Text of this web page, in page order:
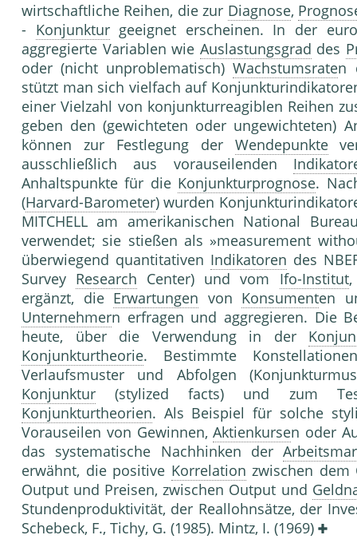
wirtschaftliche Reihen, die zur Diagnose,
- Konjunkturgeeignet erscheinen. In der
aggregierte Variablen wie Auslastungsgrad des
oder (nicht unproblematisch)Wachstumsraten
stützt man sich vielfach auf
einer Vielzahl von konjunkturreagiblen Reihen
geben den (gewichteten oder ungewichteten)
können zur Festlegung der Wendepunkte
ausschließlich aus vorauseilenden
Anhaltspunkte für die Konjunkturprognose.
(Harvard-Barometer) wurden
MITCHELL am amerikanischen National
verwendet; sie stießen als »measurement
überwiegend quantitativen Indikatoren des
Survey Research Center) und vom Ifo-Institut,
ergänzt, die Erwartungen von Konsumenten
Unternehmern erfragen und aggregieren. Die
heute, über die Verwendung in der
Konjunkturtheorie. Bestimmte
Verlaufsmuster und Abfolgen
Konjunktur (stylized facts) und zum
Konjunkturtheorien. Als Beispiel für solche
Vorauseilen von Gewinnen,Aktienkursen oder
das systematische Nachhinken der
erwähnt, die positive Korrelation zwischen
Output und Preisen, zwischen Output und
Stundenproduktivität, der Reallohnsätze, der
Schebeck, F., Tichy, G. (1985). Mintz, I. (1969)